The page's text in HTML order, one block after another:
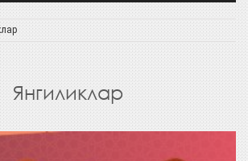
Янгиликлар